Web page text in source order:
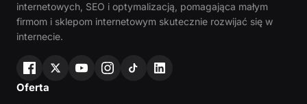
internetowych, SEO i optymalizacją, pomagająca małym
firmom i sklepom internetowym skutecznie rozwijać się w
internecie.
Oferta